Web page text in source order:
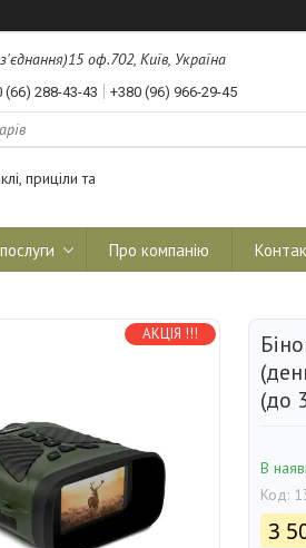
оф.702, Київ, Україна
(66) 288-43-43 +380 (96) 966-29-45
приціли та
Про компанію
АКЦІЯ !!!
(до
В
Код:
3